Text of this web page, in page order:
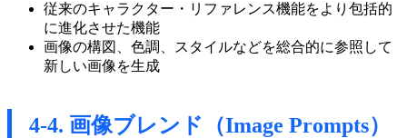
従来のキャラクター・リファレンス機能をより包括的
に進化させた機能
画像の構図、色調、スタイルなどを総合的に参照して
新しい画像を生成
4-4. 画像ブレンド（Image Prompts）